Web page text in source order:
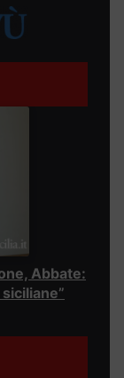
Abbate: